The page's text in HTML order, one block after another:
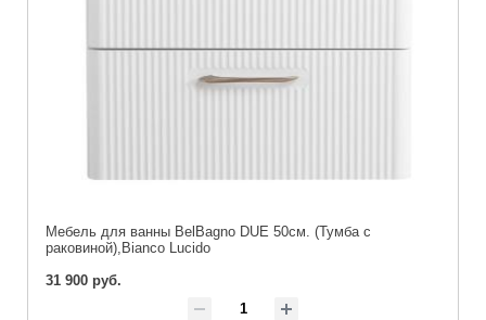
Мебель для ванны BelBagno DUE 50см. (Тумба с
раковиной),Bianco Lucido
31 900 руб.